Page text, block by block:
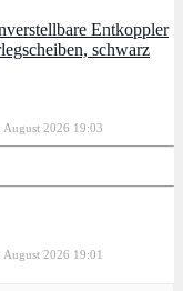
Entkoppler
schwarz
August 2026 19:03
August 2026 19:01